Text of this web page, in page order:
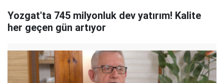
Yozgat'ta 745 milyonluk dev yatırım! Kalite
her geçen gün artıyor